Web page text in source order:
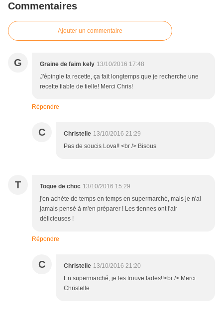
Commentaires
Ajouter un commentaire
G Graine de faim kely 13/10/2016 17:48
J'épingle ta recette, ça fait longtemps que je recherche une
recette fiable de tielle! Merci Chris!
Répondre
C Christelle 13/10/2016 21:29
Pas de soucis Lova!! <br /> Bisous
T Toque de choc 13/10/2016 15:29
j'en achète de temps en temps en supermarché, mais je n'ai
jamais pensé à m'en préparer ! Les tiennes ont l'air
délicieuses !
Répondre
C Christelle 13/10/2016 21:20
En supermarché, je les trouve fades!!<br /> Merci
Christelle